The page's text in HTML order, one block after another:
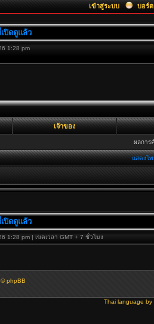
เข้าสู่ระบบ บอร์ด
ปิดดูแล้ว
1:28 pm
เจ้าของ
ผลการ
แสดงโ
ปิดดูแล้ว
1:28 pm | เขตเวลา GMT + 7 ชั่วโมง
phpBB
Thai language by